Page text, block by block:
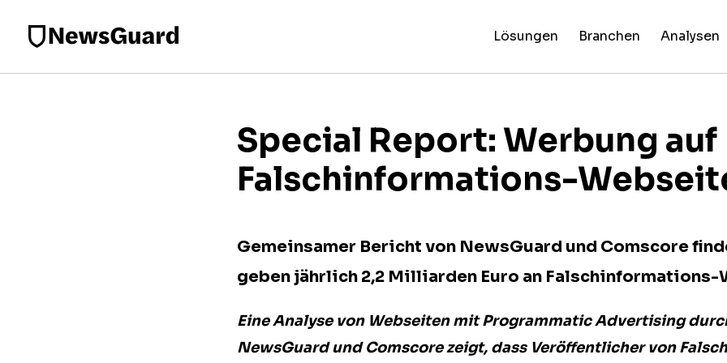
Lösungen
NewsGuard
Reliability
Branchen
Alle
Analysen
Special Report: Werbung auf
Falschinformations-
Gemeinsamer Bericht von NewsGuard und Comscore
geben jährlich 2,2 Milliarden Euro an Falschinformations-
Eine Analyse von Webseiten mit Programmatic Advertising
NewsGuard und Comscore zeigt, dass Veröffentlicher von